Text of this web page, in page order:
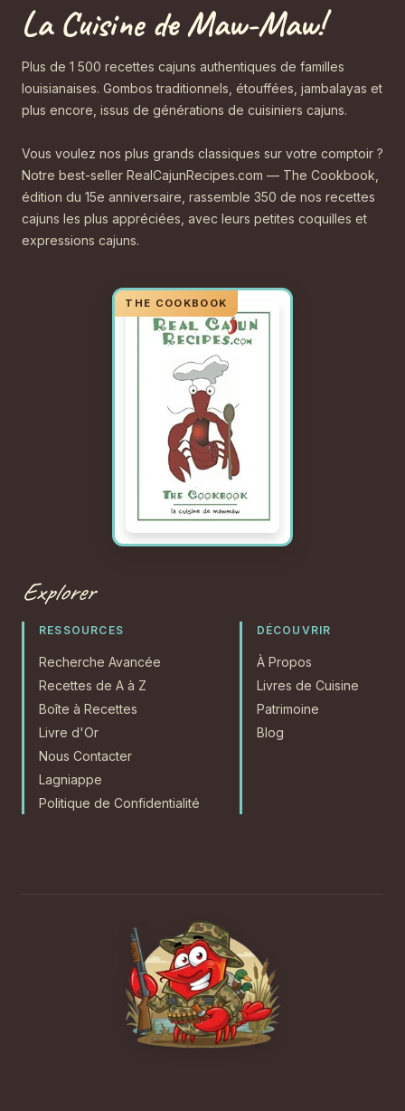
La Cuisine de Maw-Maw!
Plus de 1 500 recettes cajuns authentiques de familles
louisianaises. Gombos traditionnels, étouffées, jambalayas et
plus encore, issus de générations de cuisiniers cajuns.
Vous voulez nos plus grands classiques sur votre comptoir ?
Notre best-seller RealCajunRecipes.com — The Cookbook,
édition du 15e anniversaire, rassemble 350 de nos recettes
cajuns les plus appréciées, avec leurs petites coquilles et
expressions cajuns.
Explorer
RESSOURCES
Recherche Avancée
Recettes de A à Z
Boîte à Recettes
Livre d'Or
Nous Contacter
Lagniappe
Politique de Confidentialité
DÉCOUVRIR
À Propos
Livres de Cuisine
Patrimoine
Blog